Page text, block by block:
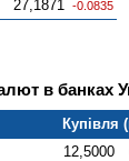
27,1871 -0.0835
в банках
Купівля
12,5000